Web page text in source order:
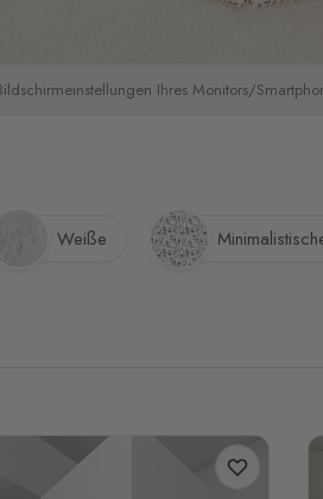
Ihres Monitors/
Weiße